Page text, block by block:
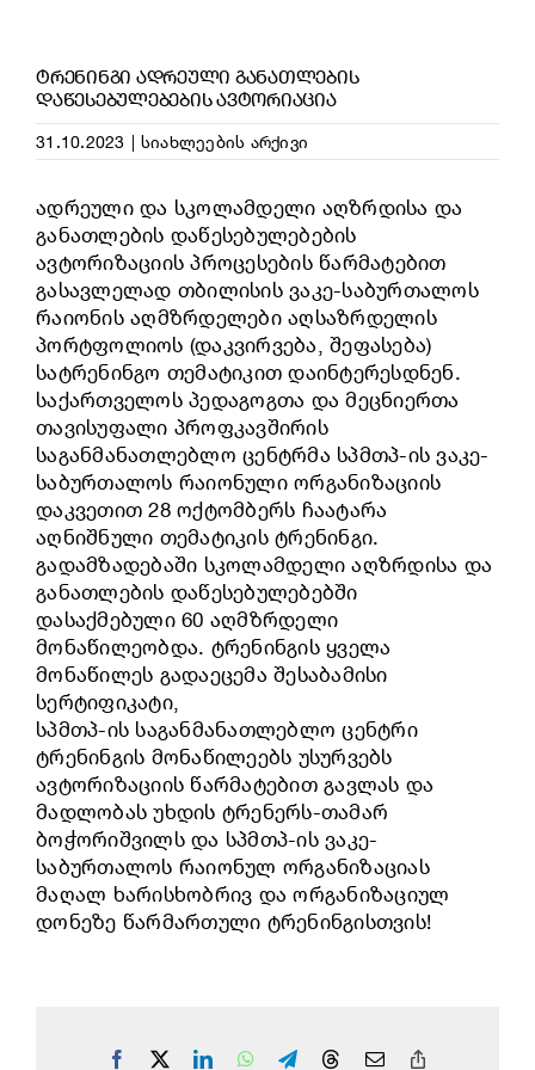
ᲢᲠᲔᲜᲘᲜᲒᲘ ᲐᲓᲠᲔᲣᲚᲘ ᲒᲐᲜᲐᲗᲚᲔᲑᲘᲡ
ᲓᲐᲬᲔᲡᲔᲑᲣᲚᲔᲑᲔᲑᲘᲡ ᲐᲕᲢᲝᲠᲘᲐᲪᲘᲐ
31.10.2023 | სიახლეების არქივი
ადრეული და სკოლამდელი აღზრდისა და
განათლების დაწესებულებების
ავტორიზაციის პროცესების წარმატებით
გასავლელად თბილისის ვაკე-საბურთალოს
რაიონის აღმზრდელები აღსაზრდელის
პორტფოლიოს (დაკვირვება, შეფასება)
სატრენინგო თემატიკით დაინტერესდნენ.
საქართველოს პედაგოგთა და მეცნიერთა
თავისუფალი პროფკავშირის
საგანმანათლებლო ცენტრმა სპმთპ-ის ვაკე-
საბურთალოს რაიონული ორგანიზაციის
დაკვეთით 28 ოქტომბერს ჩაატარა
აღნიშნული თემატიკის ტრენინგი.
გადამზადებაში სკოლამდელი აღზრდისა და
განათლების დაწესებულებებში
დასაქმებული 60 აღმზრდელი
მონაწილეობდა. ტრენინგის ყველა
მონაწილეს გადაეცემა შესაბამისი
სერტიფიკატი,
სპმთპ-ის საგანმანათლებლო ცენტრი
ტრენინგის მონაწილეებს უსურვებს
ავტორიზაციის წარმატებით გავლას და
მადლობას უხდის ტრენერს-თამარ
ბოჭორიშვილს და სპმთპ-ის ვაკე-
საბურთალოს რაიონულ ორგანიზაციას
მაღალ ხარისხობრივ და ორგანიზაციულ
დონეზე წარმართული ტრენინგისთვის!
Facebook LinkedInWhatsApp
TelegramThreadsEmail